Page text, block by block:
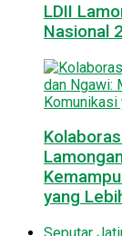
LDII
Nasional
yang